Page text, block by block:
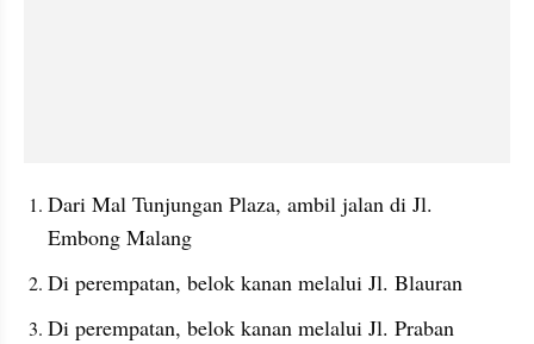
Dari Mal Tunjungan Plaza, ambil jalan di Jl.
Embong Malang
Di perempatan, belok kanan melalui Jl. Blauran
Di perempatan, belok kanan melalui Jl. Praban